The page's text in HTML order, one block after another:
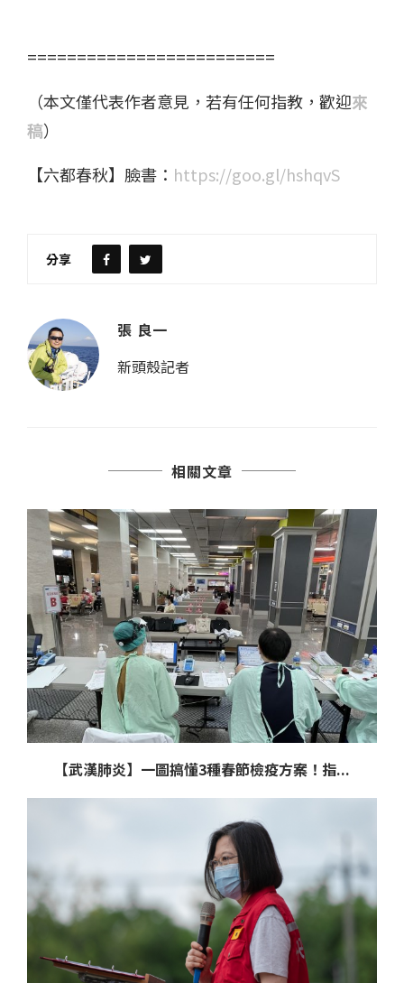
=========================
（本文僅代表作者意見，若有任何指教，歡迎來
稿）
【六都春秋】臉書： https://goo.gl/hshqvS
分享
張 良一
新頭殼記者
相關文章
【武漢肺炎】一圖搞懂3種春節檢疫方案！指...